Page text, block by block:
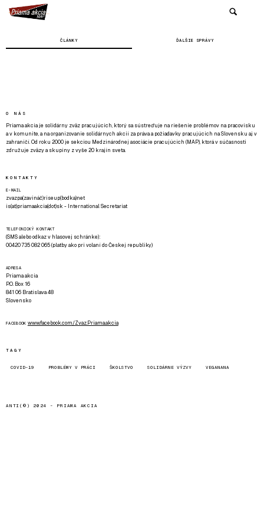
ČLÁNKY ĎALŠIE SPRÁVY
O NÁS
Priama akcia je solidárny zväz pracujúcich, ktorý sa sústreďuje na riešenie problémov na pracovisku
a v komunite, a na organizovanie solidárnych akcií za práva a požiadavky pracujúcich na Slovensku aj v
zahraničí. Od roku 2000 je sekciou Medzinárodnej asociácie pracujúcich (MAP), ktorá v súčasnosti
združuje zväzy a skupiny z vyše 20 krajín sveta.
KONTAKTY
E-MAIL
zvazpa(zavináč)riseup(bodka)net
is(at)priamaakcia(dot)sk - International Secretariat
TELEFONICKÝ KONTAKT
(SMS alebo odkaz v hlasovej schránke):
00420 735 082 065 (platby ako pri volaní do Českej republiky)
ADRESA
Priama akcia
P.O. Box 16
841 06 Bratislava 48
Slovensko
FACEBOOK www.facebook.com/Zvaz.Priama.akcia
TAGY
COVID-19 PROBLÉMY V PRÁCI ŠKOLSTVO SOLIDÁRNE VÝZVY VEGANANA
ANTI(©) 2024 - PRIAMA AKCIA